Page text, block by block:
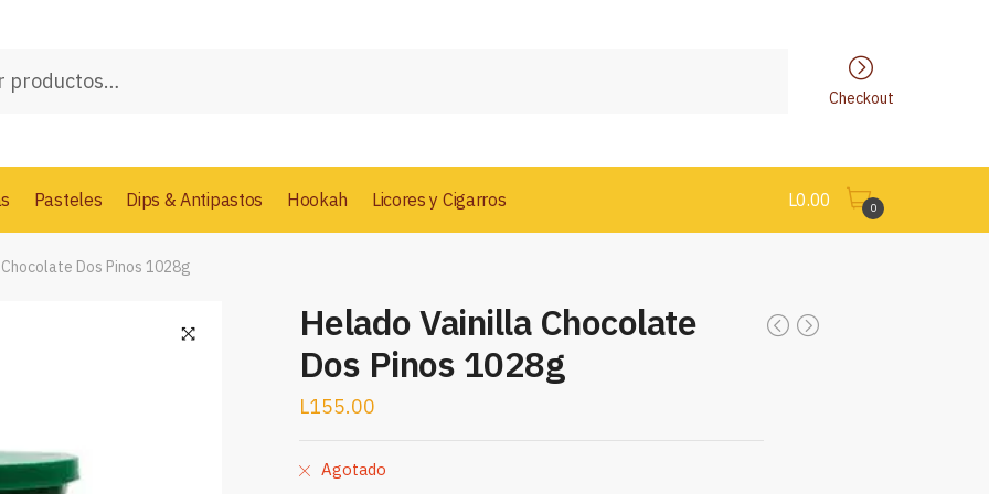
Checkout
Pasteles Dips & Antipastos Hookah Licores y Cigarros L0.00 0
Dos Pinos 1028g
Helado Vainilla Chocolate
Dos Pinos 1028g
L155.00
Agotado